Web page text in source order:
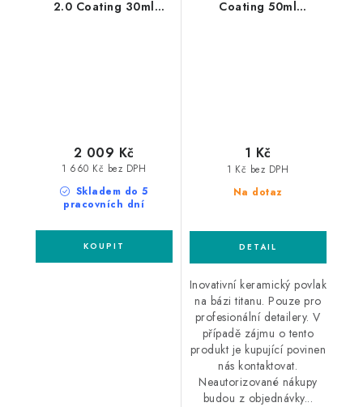
2.0 Coating 30ml
Skladem do 5
pracovních dní
1 660 Kč bez DPH
2 009 Kč
Coating 50ml
Na dotaz
1 Kč bez DPH
1 Kč
Inovativní keramický povlak
na bázi titanu. Pouze pro
profesionální detailery. V
případě zájmu o tento
produkt je kupující povinen
nás kontaktovat.
Neautorizované nákupy
budou z objednávky...